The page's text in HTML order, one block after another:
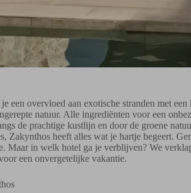
een overvloed aan exotische stranden met een
natuur. Alle ingrediënten voor een
de prachtige kustlijn en door de groene
Zakynthos heeft alles wat je hartje begeert.
Maar in welk hotel ga je verblijven? We
een onvergetelijke vakantie.